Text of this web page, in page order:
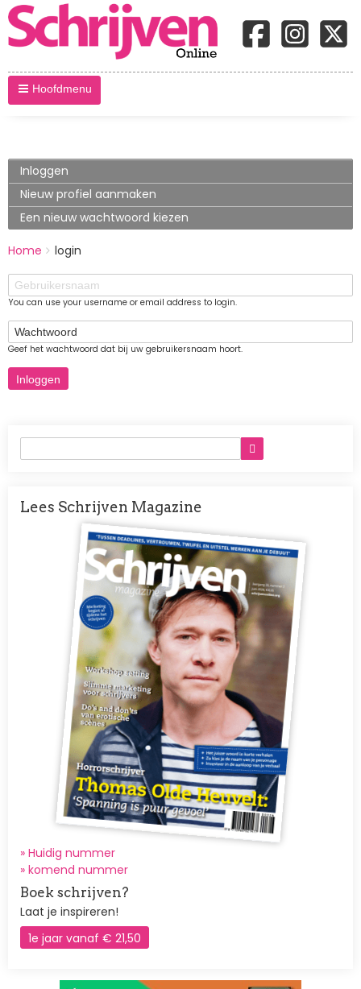
Hoofdmenu
Primary
tabs
Inloggen
tabblad)
Nieuw profiel aanmaken
Een nieuw wachtwoord kiezen
BREADCRUMBS
You
here:
Home
login
Gebruikersnaam
You can use your username or email address to login.
Wachtwoord
Geef het wachtwoord dat bij uw gebruikersnaam hoort.
Lees Schrijven Magazine
Afbeelding
» Huidig nummer
» komend nummer
Boek schrijven?
Laat je inspireren!
1e jaar vanaf € 21,50